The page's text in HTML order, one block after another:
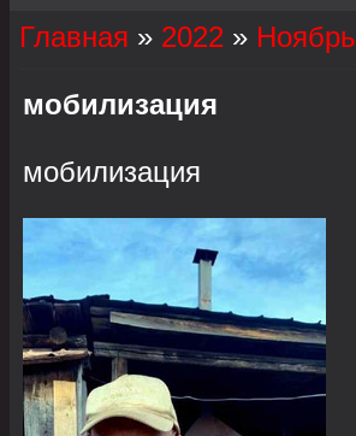
Главная » 2022 » Ноябрь
мобилизация
мобилизация